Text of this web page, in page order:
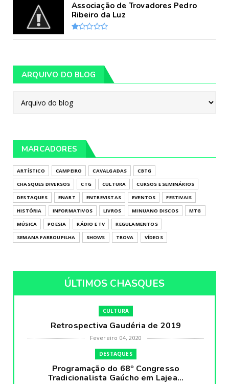
Associação de Trovadores Pedro
Ribeiro da Luz
ARQUIVO DO BLOG
MARCADORES
ARTÍSTICO CAMPEIRO CAVALGADAS
CBTG
CHASQUES DIVERSOS
CTG CULTURA
CURSOS E SEMINÁRIOS
DESTAQUES
ENART ENTREVISTAS EVENTOS
FESTIVAIS
HISTÓRIA
INFORMATIVOS LIVROS MINUANO DISCOS
MTG
MÚSICA
POESIA RÁDIO E TV
REGULAMENTOS
SEMANA FARROUPILHA
SHOWS TROVA VÍDEOS
ÚLTIMOS CHASQUES
CULTURA
Retrospectiva Gaudéria de 2019
Fevereiro 04, 2020
DESTAQUES
Programação do 68º Congresso
Tradicionalista Gaúcho em Lajea...